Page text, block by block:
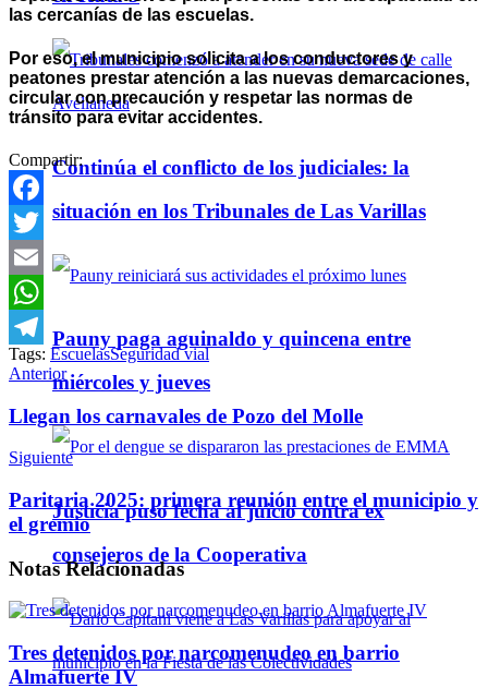
Continúa el conflicto de los judiciales: la
situación en los Tribunales de Las Varillas
Pauny paga aguinaldo y quincena entre
miércoles y jueves
Justicia puso fecha al juicio contra ex
consejeros de la Cooperativa
las cercanías de las escuelas.
Por eso, el municipio solicita a los conductores y
peatones prestar atención a las nuevas demarcaciones,
circular con precaución y respetar las normas de
tránsito para evitar accidentes.
Compartir:
Facebook
Twitter
Email
WhatsApp
Telegram
Tags: EscuelasSeguridad vial
Anterior
Llegan los carnavales de Pozo del Molle
Siguiente
Paritaria 2025: primera reunión entre el municipio y
el gremio
NotasRelacionadas
Tres detenidos por narcomenudeo en barrio
Almafuerte IV